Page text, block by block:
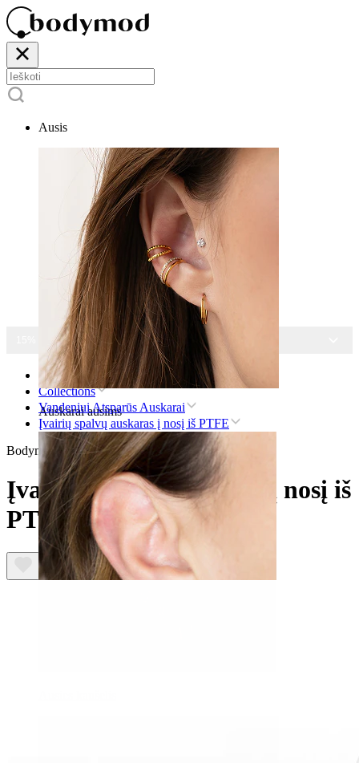
Ausis
Auskarai ausims
15% NUOLAIDA VISIEMS PAPUOŠALAMS
Pradžia
Collections
Vandeniui Atsparūs Auskarai
Įvairių spalvų auskaras į nosį iš PTFE
Bodymod Essentials
Įvairių spalvų auskaras į nosį iš
PTFE